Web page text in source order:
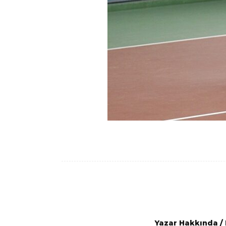
Yazar Hakkında /